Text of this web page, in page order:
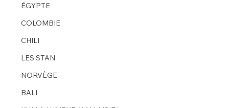
ÉGYPTE
COLOMBIE
CHILI
LES STAN
NORVÈGE
BALI